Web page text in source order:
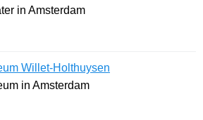
in Amsterdam
Willet-Holthuysen
in Amsterdam